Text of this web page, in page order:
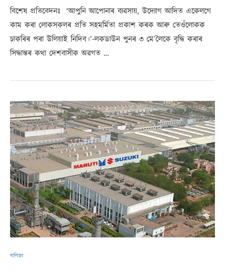
বিশেষ প্ৰতিবেদনঃ ‘আপুনি আপোনাৰ ব্যৱসায়, উদ্যোগ আদিত একেলগে
কাম কৰা লোকসকলৰ প্ৰতি সহমৰ্মিতা প্ৰকাশ কৰক আৰু তেওঁলোকক
চাকৰিৰ পৰা উলিয়াই নিদিব।’-লকডাউন পুনৰ ৩ মে’লৈকে বৃদ্ধি কৰাৰ
সিদ্ধান্তৰ কথা দেশবাসীক অৱগত …
বাণিজ্য